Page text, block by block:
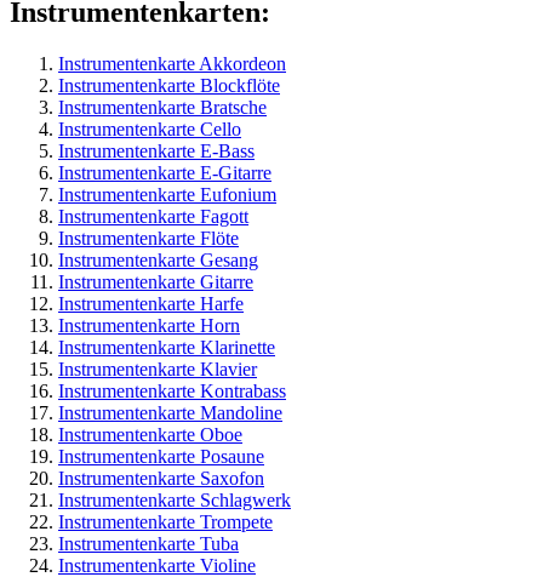
Instrumentenkarten:
Instrumentenkarte Akkordeon
Instrumentenkarte Blockflöte
Instrumentenkarte Bratsche
Instrumentenkarte Cello
Instrumentenkarte E-Bass
Instrumentenkarte E-Gitarre
Instrumentenkarte Eufonium
Instrumentenkarte Fagott
Instrumentenkarte Flöte
Instrumentenkarte Gesang
Instrumentenkarte Gitarre
Instrumentenkarte Harfe
Instrumentenkarte Horn
Instrumentenkarte Klarinette
Instrumentenkarte Klavier
Instrumentenkarte Kontrabass
Instrumentenkarte Mandoline
Instrumentenkarte Oboe
Instrumentenkarte Posaune
Instrumentenkarte Saxofon
Instrumentenkarte Schlagwerk
Instrumentenkarte Trompete
Instrumentenkarte Tuba
Instrumentenkarte Violine